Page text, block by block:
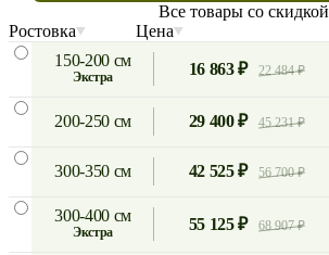
Все товары со скидкой
Ростовка
Цена
150-200 см
экстра 16 863 ₽ 22 484 ₽
200-250 см 29 400 ₽ 45 231 ₽
300-350 см 42 525 ₽ 56 700 ₽
300-400 см
экстра 55 125 ₽ 68 907 ₽